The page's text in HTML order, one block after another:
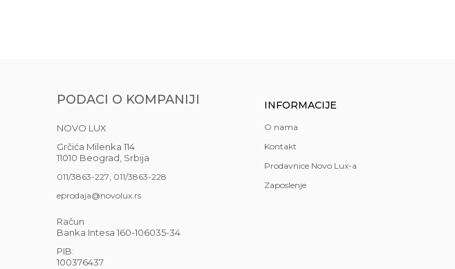
PODACI O KOMPANIJI
NOVO LUX
Grčića Milenka 114
11010 Beograd, Srbija
011/3863-227 011/3863-228
eprodaja@novolux.rs
Račun
Banka Intesa 160-106035-34
PIB:
100376437
INFORMACIJE
O nama
Kontakt
Prodavnice Novo Lux-a
Zaposlenje